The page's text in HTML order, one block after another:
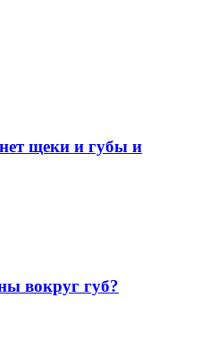
щеки и губы и
вокруг губ?